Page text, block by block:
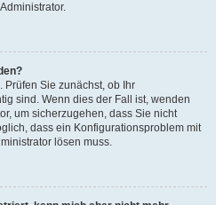
Prüfen Sie zunächst, ob Ihr
sind. Wenn dies der Fall ist, wenden
um sicherzugehen, dass Sie nicht
dass ein Konfigurationsproblem mit
lösen muss.